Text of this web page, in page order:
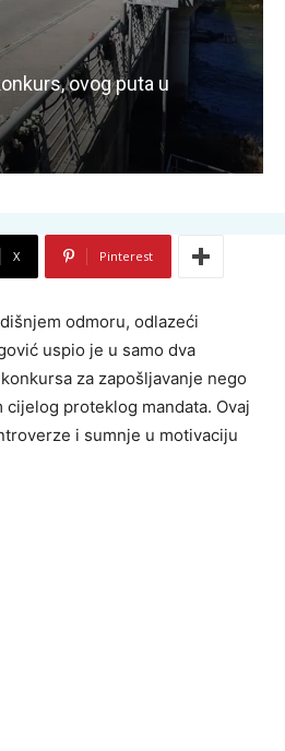
ovog puta u
X Pinterest
odmoru, odlazeći
uspio je u samo dva
za zapošljavanje nego
proteklog mandata. Ovaj
i sumnje u motivaciju